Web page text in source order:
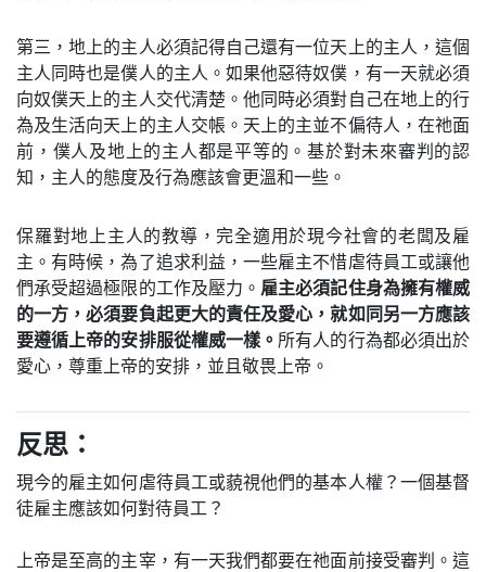
第三，地上的主人必須記得自己還有一位天上的主人，這個
主人同時也是僕人的主人。如果他惡待奴僕，有一天就必須
向奴僕天上的主人交代清楚。他同時必須對自己在地上的行
為及生活向天上的主人交帳。天上的主並不偏待人，在祂面
前，僕人及地上的主人都是平等的。基於對未來審判的認
知，主人的態度及行為應該會更溫和一些。
保羅對地上主人的教導，完全適用於現今社會的老闆及雇
主。有時候，為了追求利益，一些雇主不惜虐待員工或讓他
們承受超過極限的工作及壓力。 雇主必須記住身為擁有權威
的一方，必須要負起更大的責任及愛心，就如同另一方應該
要遵循上帝的安排服從權威一樣。 所有人的行為都必須出於
愛心，尊重上帝的安排，並且敬畏上帝。
反思：
現今的雇主如何虐待員工或藐視他們的基本人權？一個基督
徒雇主應該如何對待員工？
上帝是至高的主宰，有一天我們都要在祂面前接受審判。這